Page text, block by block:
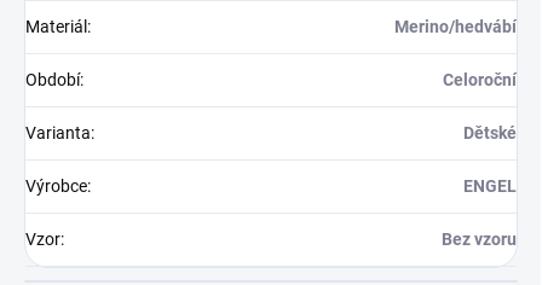
Materiál : Merino/hedvábí
Období: Celoroční
Varianta: Dětské
Výrobce: ENGEL
Vzor: Bez vzoru